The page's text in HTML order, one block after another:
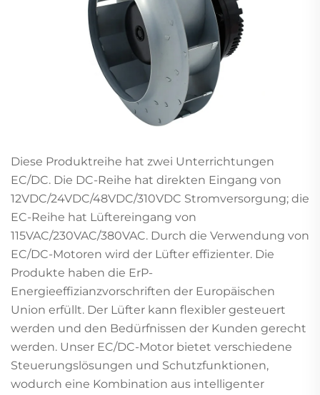
Diese Produktreihe hat zwei Unterrichtungen
EC/DC. Die DC-Reihe hat direkten Eingang von
12VDC/24VDC/48VDC/310VDC Stromversorgung; die
EC-Reihe hat Lüftereingang von
115VAC/230VAC/380VAC. Durch die Verwendung von
EC/DC-Motoren wird der Lüfter effizienter. Die
Produkte haben die ErP-
Energieeffizianzvorschriften der Europäischen
Union erfüllt. Der Lüfter kann flexibler gesteuert
werden und den Bedürfnissen der Kunden gerecht
werden. Unser EC/DC-Motor bietet verschiedene
Steuerungslösungen und Schutzfunktionen,
wodurch eine Kombination aus intelligenter